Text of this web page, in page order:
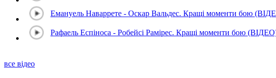
Емануель Наваррете - Оскар Вальдес. Кращі моменти бою
Рафаель Еспіноса - Робейсі Рамірес. Кращі моменти бою
все відео